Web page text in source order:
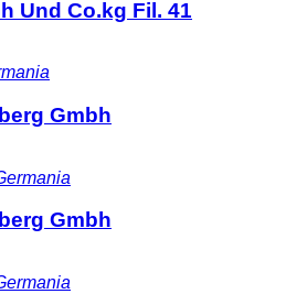
Und Co.kg Fil. 41
Gmbh
Gmbh